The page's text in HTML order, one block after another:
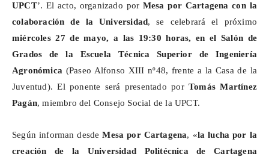
UPCT’. El acto, organizado por Mesa por Cartagena con la
colaboración de la Universidad, se celebrará el próximo
miércoles 27 de mayo, a las 19:30 horas, en el Salón de
Grados de la Escuela Técnica Superior de Ingeniería
Agronómica (Paseo Alfonso XIII nº48, frente a la Casa de la
Juventud). El ponente será presentado porTomás Martínez
Pagán, miembro del Consejo Social de la UPCT.
Según informan desdeMesa por Cartagena, «la lucha por la
creación de la Universidad Politécnica de Cartagena